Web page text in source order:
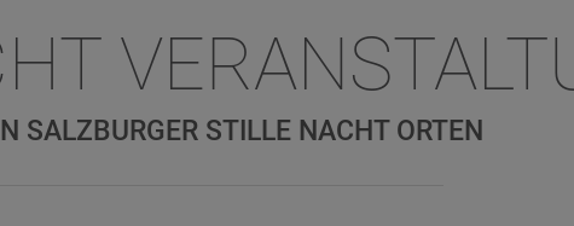
SALZBURGER STILLE NACHT ORTEN